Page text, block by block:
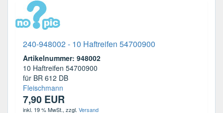
240-948002 - 10 Haftreifen 54700900
Artikelnummer: 948002
10 Haftreifen 54700900
für BR 612 DB
Fleischmann
7,90 EUR
inkl. 19 % MwSt., zzgl. Versand